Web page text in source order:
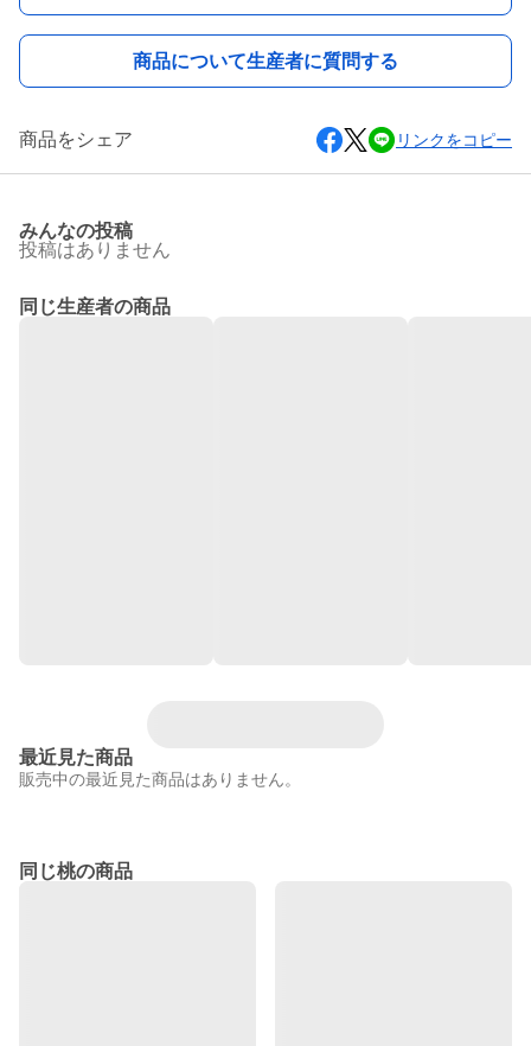
商品について生産者に質問する
商品をシェア リンクをコピー
みんなの投稿
投稿はありません
同じ生産者の商品
最近見た商品
販売中の最近見た商品はありません。
同じ桃の商品